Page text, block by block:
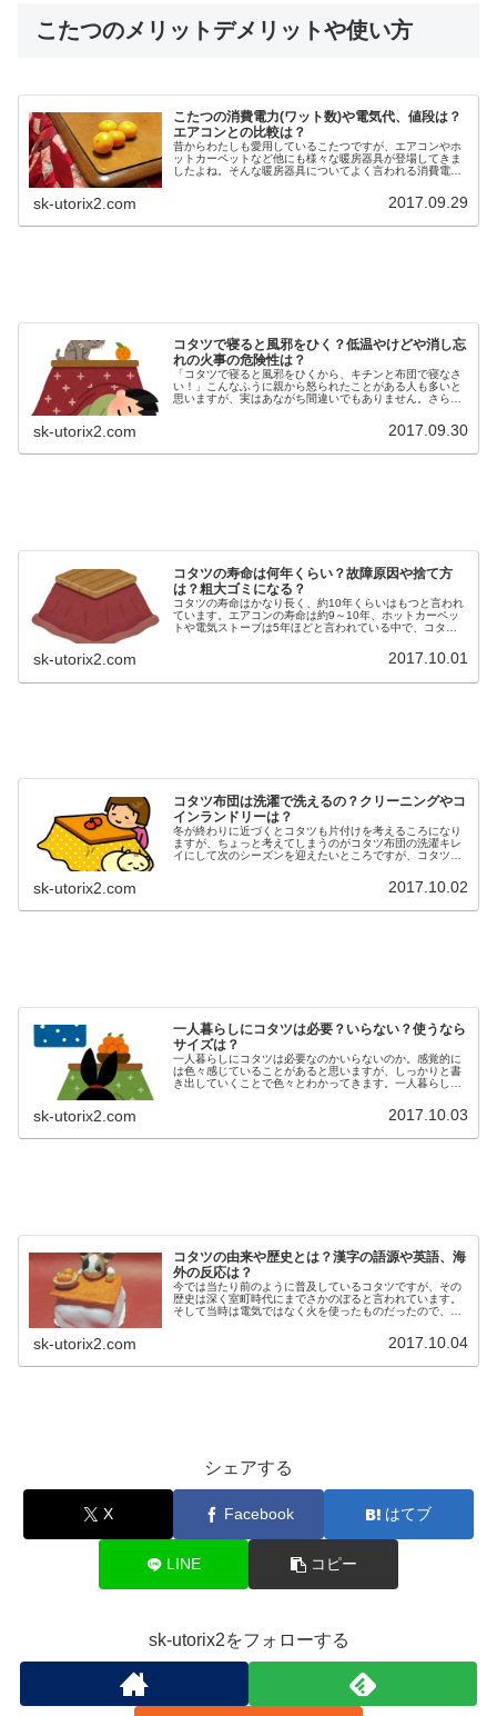
こたつのメリットデメリットや使い方
こたつの消費電力(ワット数)や電気代、値段は？
エアコンとの比較は？
昔からわたしも愛用しているこたつですが、エアコンやホ
ットカーペットなど他にも様々な暖房器具が登場してきま
したよね。そんな暖房器具についてよく言われる消費電力
sk-utorix2.com 2017.09.29
コタツで寝ると風邪をひく？低温やけどや消し忘
れの火事の危険性は？
「コタツで寝ると風邪をひくから、キチンと布団で寝なさ
い！」こんなふうに親から怒られたことがある人も多いと
思いますが、実はあながち間違いでもありません。さらに
sk-utorix2.com 2017.09.30
コタツの寿命は何年くらい？故障原因や捨て方
は？粗大ゴミになる？
コタツの寿命はかなり長く、約10年くらいはもつと言われ
ています。エアコンの寿命は約9～10年、ホットカーペッ
トや電気ストーブは5年ほどと言われている中で、コタツ
sk-utorix2.com 2017.10.01
コタツ布団は洗濯で洗えるの？クリーニングやコ
インランドリーは？
冬が終わりに近づくとコタツも片付けを考えるころになり
ますが、ちょっと考えてしまうのがコタツ布団の洗濯キレ
イにして次のシーズンを迎えたいところですが、コタツ布
sk-utorix2.com 2017.10.02
一人暮らしにコタツは必要？いらない？使うなら
サイズは？
一人暮らしにコタツは必要なのかいらないのか。感覚的に
は色々感じていることがあると思いますが、しっかりと書
き出していくことで色々とわかってきます。一人暮らしで
sk-utorix2.com 2017.10.03
コタツの由来や歴史とは？漢字の語源や英語、海
外の反応は？
今では当たり前のように普及しているコタツですが、その
歴史は深く室町時代にまでさかのぼると言われています。
そして当時は電気ではなく火を使ったものだったので、火
sk-utorix2.com 2017.10.04
シェアする
X Facebook はてブ
LINE コピー
sk-utorix2をフォローする